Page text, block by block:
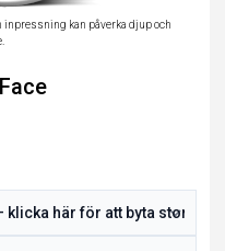
inpressning kan påverka djup och